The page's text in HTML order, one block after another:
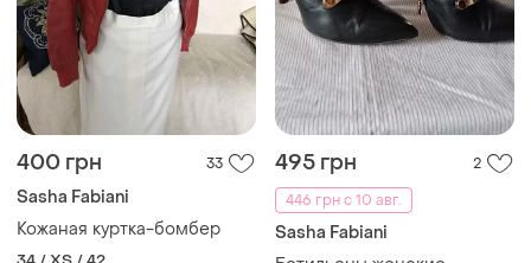
400 грн 33
Sasha Fabiani
Кожаная куртка-бомбер
495 грн
2
446 грн с 10 авг.
Sasha Fabiani